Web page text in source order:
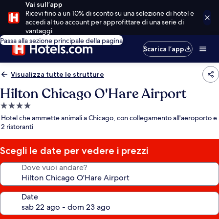
Vai sull’app
Ricevi fino a un 10% di sconto su una selezione di hotel e
accedi al tuo account per approfittare di una serie di
vantaggi.
Passa alla sezione principale della pagina
Scarica l’app
Visualizza tutte le strutture
Hilton Chicago O'Hare Airport
Struttura
a
4.0
stelle
Hotel che ammette animali a Chicago, con collegamento all'aeroporto e
2 ristoranti
Scegli le date per vedere i prezzi
Dove vuoi andare?
Date